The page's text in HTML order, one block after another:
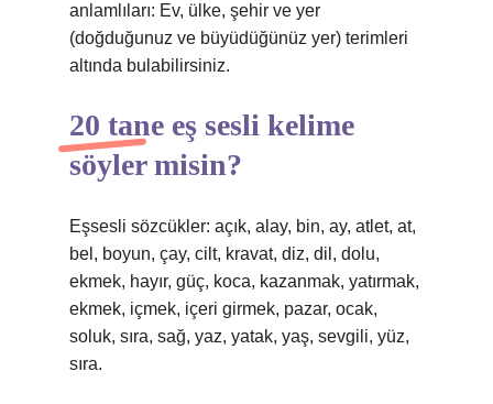
anlamlıları: Ev, ülke, şehir ve yer
(doğduğunuz ve büyüdüğünüz yer) terimleri
altında bulabilirsiniz.
20 tane eş sesli kelime
söyler misin?
Eşsesli sözcükler: açık, alay, bin, ay, atlet, at,
bel, boyun, çay, cilt, kravat, diz, dil, dolu,
ekmek, hayır, güç, koca, kazanmak, yatırmak,
ekmek, içmek, içeri girmek, pazar, ocak,
soluk, sıra, sağ, yaz, yatak, yaş, sevgili, yüz,
sıra.